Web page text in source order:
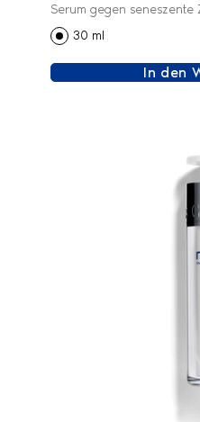
ZELLEN - GESICHT
Serum gegen seneszente
30 ml
In den